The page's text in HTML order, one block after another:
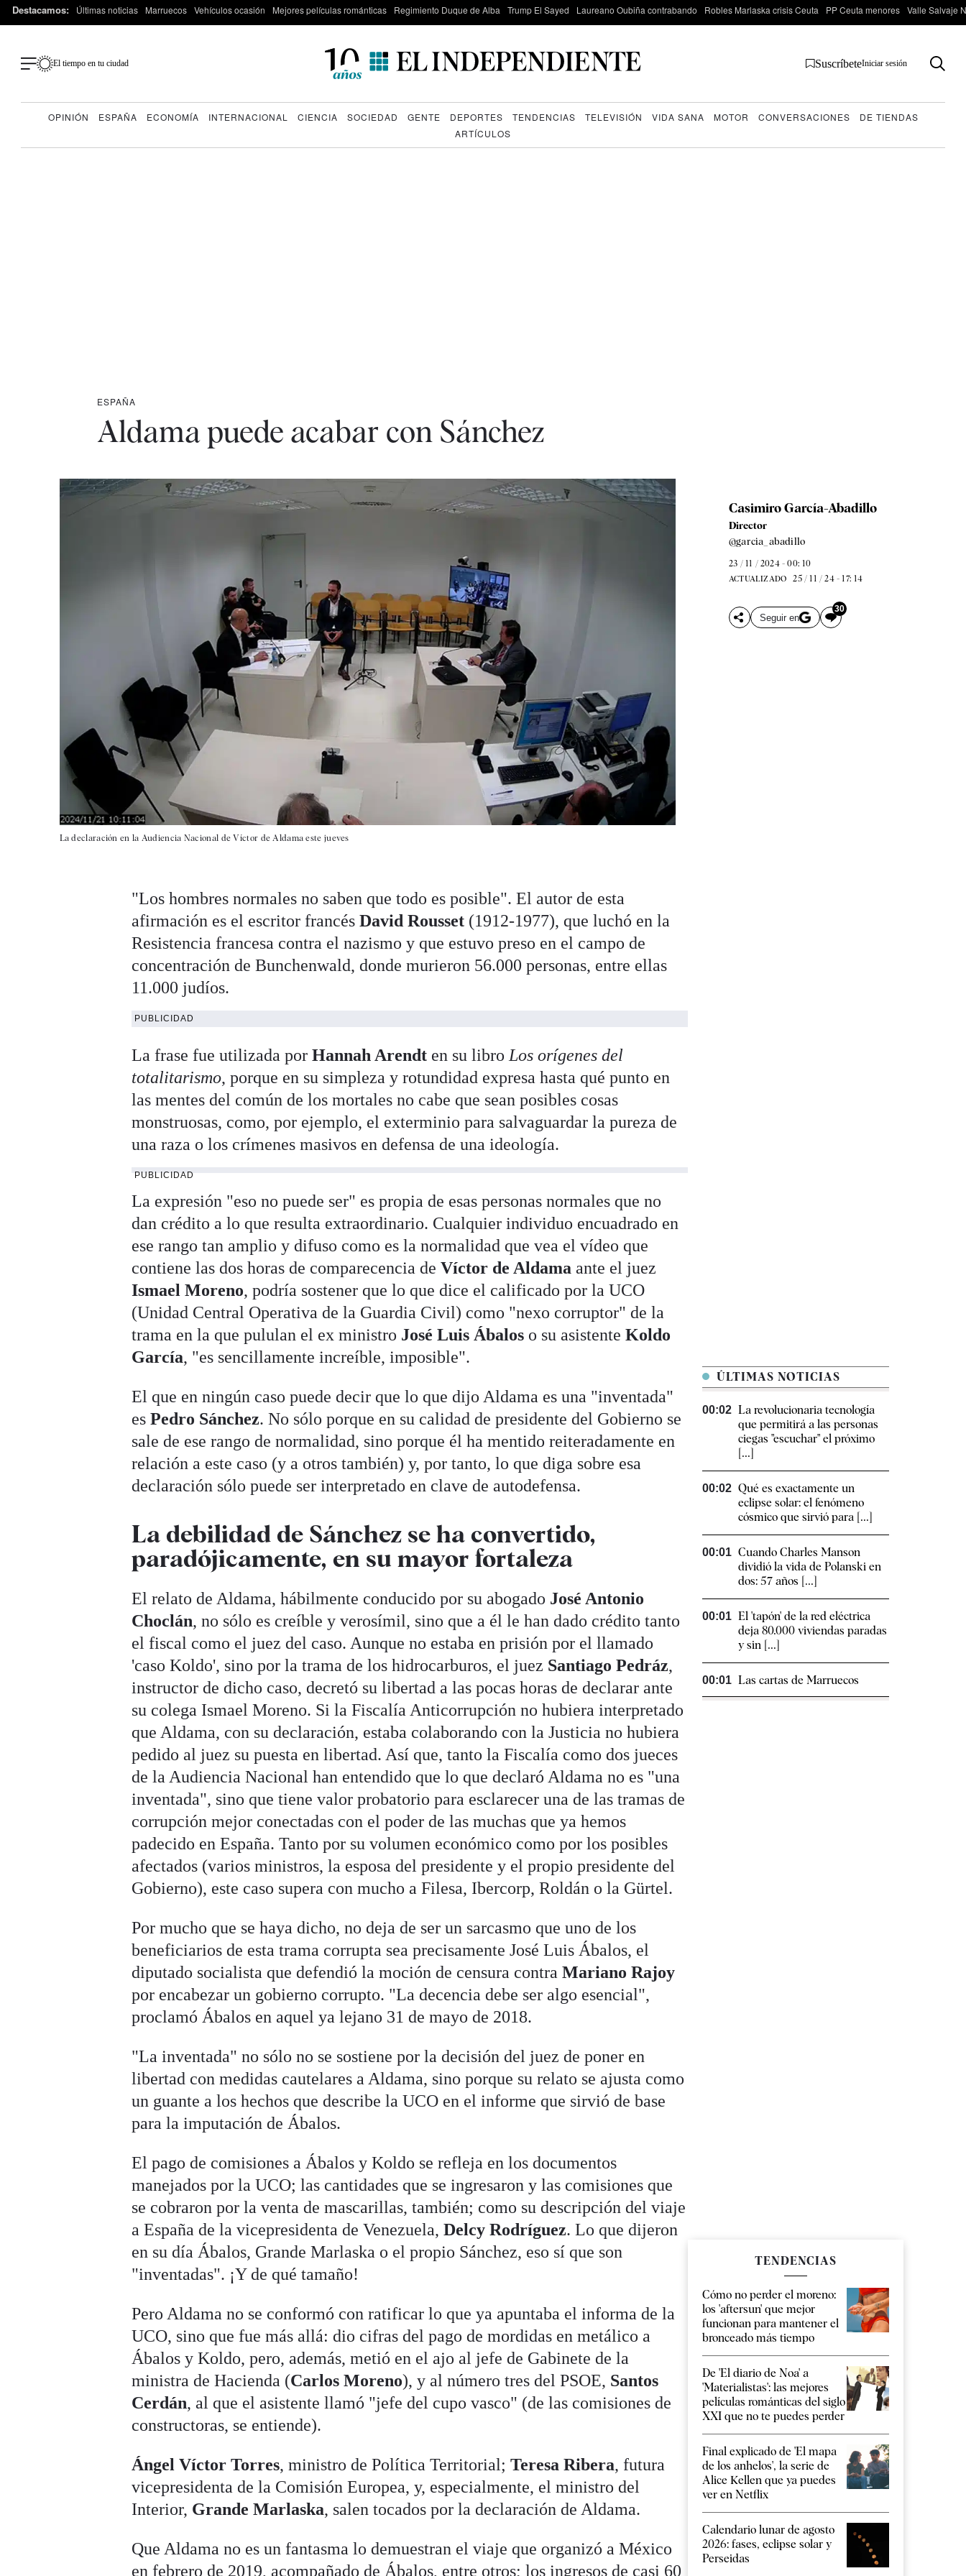
Destacamos: Últimas noticias Marruecos Vehículos ocasión Mejores películas románticas Regimiento Duque de Alba Trump El Sayed Laureano Oubiña contrabando Robles Marlaska crisis Ceuta PP Ceuta menores Valle Salvaje
El tiempo en tu ciudad SuscríbeteIniciar sesión
OPINIÓN ESPAÑA ECONOMÍA INTERNACIONAL CIENCIA SOCIEDAD GENTE DEPORTES TENDENCIAS TELEVISIÓN VIDA SANA MOTOR CONVERSACIONES
DE TIENDAS
ARTÍCULOS
ESPAÑA
Aldama puede acabar con Sánchez
La declaración en la Audiencia Nacional de Víctor de Aldama este jueves
Casimiro García-Abadillo
Director
@garcia_abadillo
23 / 11 / 2024 - 00: 10
ACTUALIZADO 25 / 11 / 24 - 17: 14
Seguir en
30
"Los hombres normales no saben que todo es posible". El autor de esta
afirmación es el escritor francésDavid Rousset (1912-1977), que luchó en la
Resistencia francesa contra el nazismo y que estuvo preso en el campo de
concentración de Bunchenwald, donde murieron 56.000 personas, entre ellas
11.000 judíos.
PUBLICIDAD
La frase fue utilizada porHannah Arendt en su libro Los orígenes del
totalitarismo, porque en su simpleza y rotundidad expresa hasta qué punto en
las mentes del común de los mortales no cabe que sean posibles cosas
monstruosas, como, por ejemplo, el exterminio para salvaguardar la pureza de
una raza o los crímenes masivos en defensa de una ideología.
PUBLICIDAD
La expresión "eso no puede ser" es propia de esas personas normales que no
dan crédito a lo que resulta extraordinario. Cualquier individuo encuadrado en
ese rango tan amplio y difuso como es la normalidad que vea el vídeo que
contiene las dos horas de comparecencia deVíctor de Aldama ante el juez
Ismael Moreno, podría sostener que lo que dice el calificado por la UCO
(Unidad Central Operativa de la Guardia Civil) como "nexo corruptor" de la
trama en la que pululan el ex ministro José Luis Ábalos o su asistente Koldo
García, "es sencillamente increíble, imposible".
El que en ningún caso puede decir que lo que dijo Aldama es una "inventada"
esPedro Sánchez. No sólo porque en su calidad de presidente del Gobierno se
sale de ese rango de normalidad, sino porque él ha mentido reiteradamente en
relación a este caso (y a otros también) y, por tanto, lo que diga sobre esa
declaración sólo puede ser interpretado en clave de autodefensa.
La debilidad de Sánchez se ha convertido,
paradójicamente, en su mayor fortaleza
El relato de Aldama, hábilmente conducido por su abogado José Antonio
Choclán, no sólo es creíble y verosímil, sino que a él le han dado crédito tanto
el fiscal como el juez del caso. Aunque no estaba en prisión por el llamado
'caso Koldo', sino por la trama de los hidrocarburos, el juez Santiago Pedráz,
instructor de dicho caso, decretó su libertad a las pocas horas de declarar ante
su colega Ismael Moreno. Si la Fiscalía Anticorrupción no hubiera interpretado
que Aldama, con su declaración, estaba colaborando con la Justicia no hubiera
pedido al juez su puesta en libertad. Así que, tanto la Fiscalía como dos jueces
de la Audiencia Nacional han entendido que lo que declaró Aldama no es "una
inventada", sino que tiene valor probatorio para esclarecer una de las tramas de
corrupción mejor conectadas con el poder de las muchas que ya hemos
padecido en España. Tanto por su volumen económico como por los posibles
afectados (varios ministros, la esposa del presidente y el propio presidente del
Gobierno), este caso supera con mucho a Filesa, Ibercorp, Roldán o la Gürtel.
Por mucho que se haya dicho, no deja de ser un sarcasmo que uno de los
beneficiarios de esta trama corrupta sea precisamente José Luis Ábalos, el
diputado socialista que defendió la moción de censura contraMariano Rajoy
por encabezar un gobierno corrupto. "La decencia debe ser algo esencial",
proclamó Ábalos en aquel ya lejano 31 de mayo de 2018.
"La inventada" no sólo no se sostiene por la decisión del juez de poner en
libertad con medidas cautelares a Aldama, sino porque su relato se ajusta como
un guante a los hechos que describe la UCO en el informe que sirvió de base
para la imputación de Ábalos.
El pago de comisiones a Ábalos y Koldo se refleja en los documentos
manejados por la UCO; las cantidades que se ingresaron y las comisiones que
se cobraron por la venta de mascarillas, también; como su descripción del viaje
a España de la vicepresidenta de Venezuela,Delcy Rodríguez. Lo que dijeron
en su día Ábalos, Grande Marlaska o el propio Sánchez, eso sí que son
"inventadas". ¡Y de qué tamaño!
Pero Aldama no se conformó con ratificar lo que ya apuntaba el informa de la
UCO, sino que fue más allá: dio cifras del pago de mordidas en metálico a
Ábalos y Koldo, pero, además, metió en el ajo al jefe de Gabinete de la
ministra de Hacienda (Carlos Moreno), y al número tres del PSOE, Santos
Cerdán, al que el asistente llamó "jefe del cupo vasco" (de las comisiones de
constructoras, se entiende).
Ángel Víctor Torres, ministro de Política Territorial;Teresa Ribera, futura
vicepresidenta de la Comisión Europea, y, especialmente, el ministro del
Interior, Grande Marlaska, salen tocados por la declaración de Aldama.
Que Aldama no es un fantasma lo demuestran el viaje que organizó a México
en febrero de 2019, acompañado de Ábalos, entre otros; los ingresos de casi 60
ÚLTIMAS NOTICIAS
00:02 La revolucionaria tecnología
que permitirá a las personas
ciegas "escuchar" el próximo
[...]
00:02 Qué es exactamente un
eclipse solar: el fenómeno
cósmico que sirvió para [...]
00:01 Cuando Charles Manson
dividió la vida de Polanski en
dos: 57 años [...]
00:01 El 'tapón' de la red eléctrica
deja 80.000 viviendas paradas
y sin [...]
00:01 Las cartas de Marruecos
TENDENCIAS
Cómo no perder el moreno:
los 'aftersun' que mejor
funcionan para mantener el
bronceado más tiempo
De 'El diario de Noa' a
'Materialistas': las mejores
películas románticas del siglo
XXI que no te puedes perder
Final explicado de 'El mapa
de los anhelos', la serie de
Alice Kellen que ya puedes
ver en Netflix
Calendario lunar de agosto
2026: fases, eclipse solar y
Perseidas